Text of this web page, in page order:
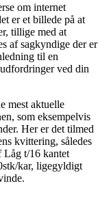
om internet
er et billede på at
tillige med at
af sagkyndige der er
til en
ved din
mest aktuelle
som eksempelvis
Her er det tilmed
kvittering, således
Låg t/16 kantet
kar, ligegyldigt